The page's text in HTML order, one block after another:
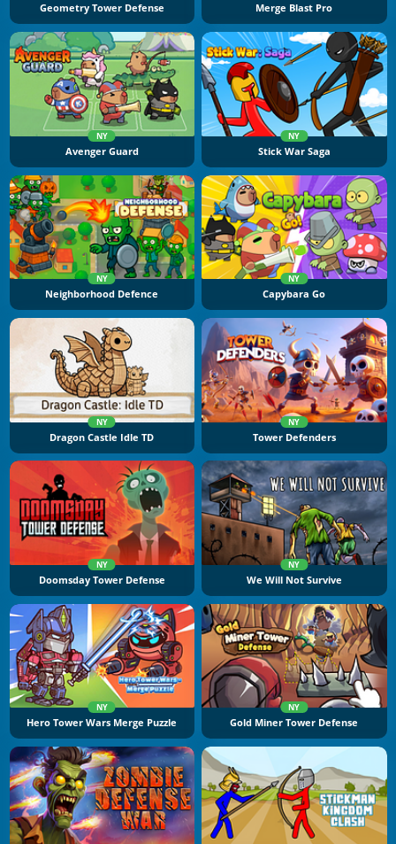
Geometry Tower Defense Merge Blast Pro
NY
Avenger Guard
NY
Stick War Saga
NY
Neighborhood Defence
NY
Capybara Go
NY
Dragon Castle Idle TD
NY
Tower Defenders
NY
Doomsday Tower Defense
NY
We Will Not Survive
NY
Hero Tower Wars Merge Puzzle
NY
Gold Miner Tower Defense